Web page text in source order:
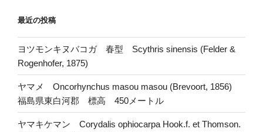
最近の投稿
ヨツモンキヌバコガ 春型 Scythris sinensis (Felder &
Rogenhofer, 1875)
ヤマメ Oncorhynchus masou masou (Brevoort, 1856)
福島県東白河郡 標高 450メートル
ヤマキケマン Corydalis ophiocarpa Hook.f. et Thomson.